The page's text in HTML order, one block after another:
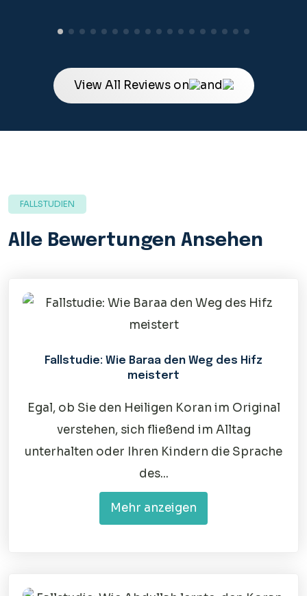
View All Reviews on and
FALLSTUDIEN
Alle Bewertungen Ansehen
Fallstudie: Wie Baraa den Weg des Hifz
meistert
Egal, ob Sie den Heiligen Koran im Original
verstehen, sich fließend im Alltag
unterhalten oder Ihren Kindern die Sprache
des...
Mehr anzeigen